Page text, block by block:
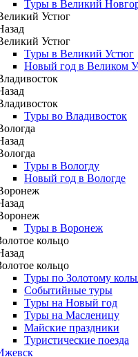
Туры в Великий
Устюг
Устюг
Туры в Великий Устюг
Новый год в Великом
Туры во Владивосток
Туры в Вологду
Новый год в Вологде
Туры в Воронеж
кольцо
кольцо
Туры по Золотому
Событийные туры
Туры на Новый год
Туры на Масленицу
Майские праздники
Туристические поезда